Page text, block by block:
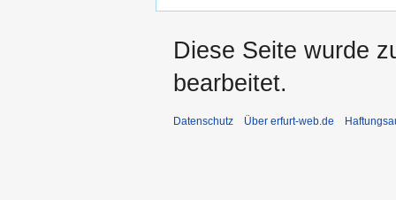
Diese Seite wurde
bearbeitet.
Datenschutz Über erfurt-web.de